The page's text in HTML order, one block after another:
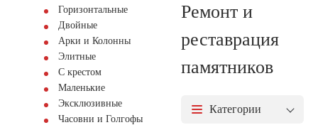
Горизонтальные
Двойные
Арки и Колонны
Элитные
С крестом
Маленькие
Эксклюзивные
Часовни и Голгофы
Ремонт и
реставрация
памятников
Категории